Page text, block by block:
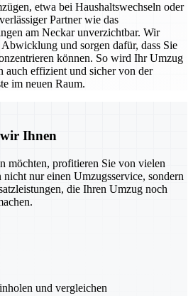
etwa bei Haushaltswechseln oder
Partner wie das
am Neckar unverzichtbar. Wir
und sorgen dafür, dass Sie
können. So wird Ihr Umzug
auch effizient und sicher von der
im neuen Raum.
wir Ihnen
möchten, profitieren Sie von vielen
nur einen Umzugsservice, sondern
die Ihren Umzug noch
und vergleichen